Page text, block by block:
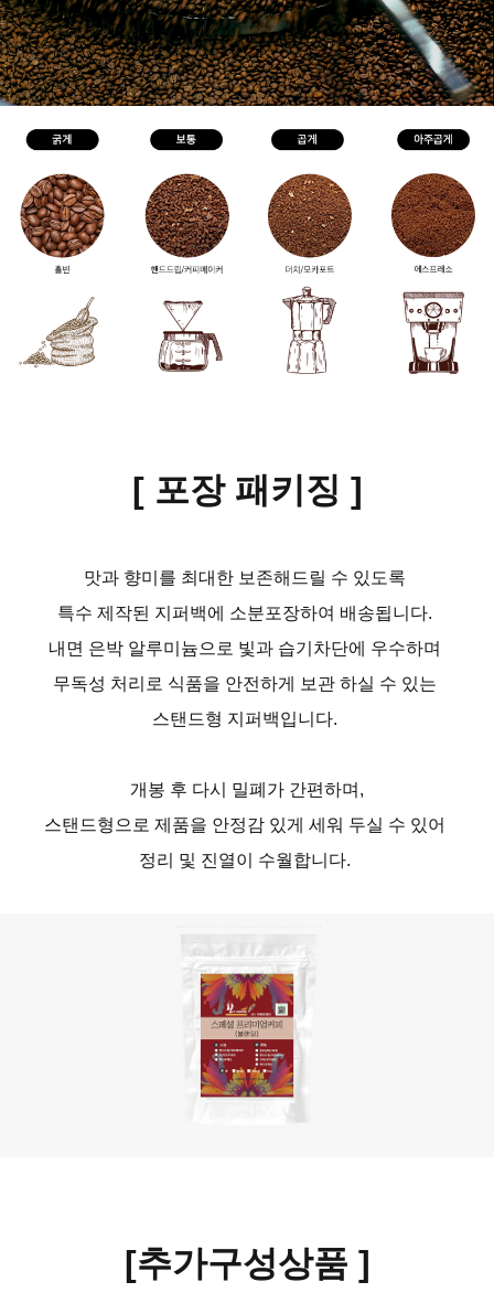
[ 포장 패키징 ]
맛과 향미를 최대한 보존해드릴 수 있도록
특수 제작된 지퍼백에 소분포장하여 배송됩니다.
내면 은박 알루미늄으로 빛과 습기차단에 우수하며
무독성 처리로 식품을 안전하게 보관 하실 수 있는
스탠드형 지퍼백입니다.
개봉 후 다시 밀폐가 간편하며,
스탠드형으로 제품을 안정감 있게 세워 두실 수 있어
정리 및 진열이 수월합니다.
[추가구성상품 ]